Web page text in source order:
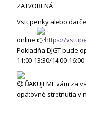
ZATVORENÁ
Vstupenky alebo
online
https://
Pokladňa DJGT bude
11:00-13:30/14:00-16:00
ĎAKUJEME vám za
opätovné stretnutia v